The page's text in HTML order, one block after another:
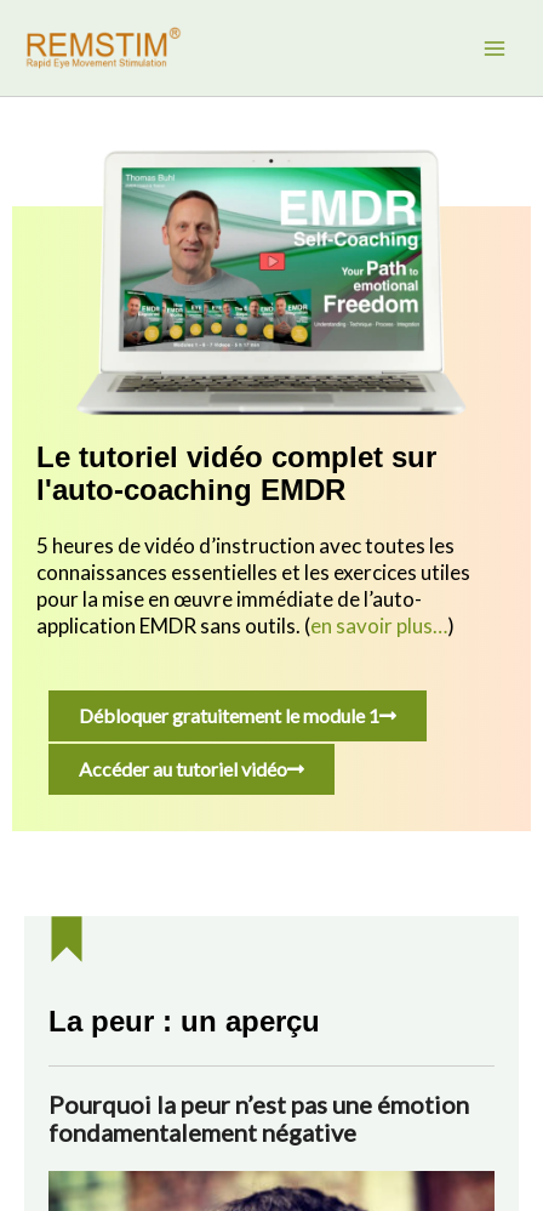
contenu
Le tutoriel vidéo complet sur
l'auto-coaching EMDR
5 heures de vidéo d’instruction avec toutes les
connaissances essentielles et les exercices utiles
pourla mise en œuvre immédiate de l’auto-
application EMDR sans outils. (en savoir plus…)
Débloquer gratuitement le module 1
Accéder au tutoriel vidéo
La peur : un aperçu
Pourquoi la peur n’est pas une émotion
fondamentalement négative